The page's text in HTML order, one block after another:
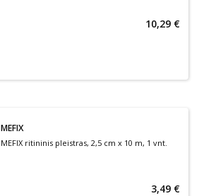
10,29 €
MEFIX
MEFIX ritininis pleistras, 2,5 cm x 10 m, 1 vnt.
3,49 €